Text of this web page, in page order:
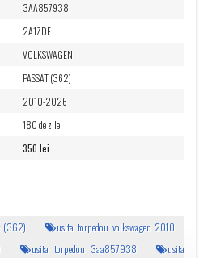
3AA857938
2A1ZDE
VOLKSWAGEN
PASSAT (362)
2010-2026
180 de zile
350 lei
(362)
usita torpedou volkswagen 2010
usita torpedou 3aa857938
usita